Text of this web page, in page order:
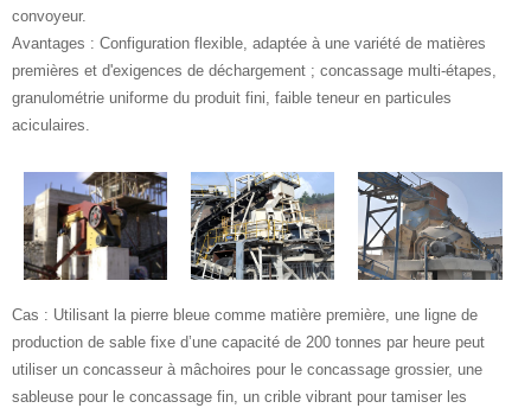
convoyeur.
Avantages : Configuration flexible, adaptée à une variété de matières
premières et d'exigences de déchargement ; concassage multi-étapes,
granulométrie uniforme du produit fini, faible teneur en particules
aciculaires.
‌Cas : Utilisant la pierre bleue comme matière première, une ligne de
production de sable fixe d’une capacité de 200 tonnes par heure peut
utiliser un concasseur à mâchoires pour le concassage grossier, une
sableuse pour le concassage fin, un crible vibrant pour tamiser les